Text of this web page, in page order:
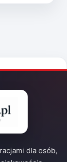
dla osób,